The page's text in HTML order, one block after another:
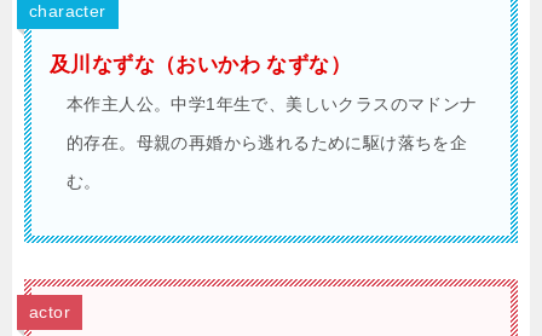
character
及川なずな（おいかわ なずな）
本作主人公。中学1年生で、美しいクラスのマドンナ
的存在。母親の再婚から逃れるために駆け落ちを企
む。
actor